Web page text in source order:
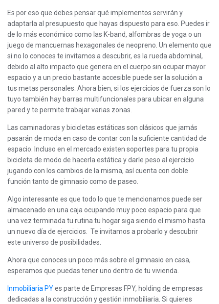
Es por eso que debes pensar qué implementos servirán y
adaptarla al presupuesto que hayas dispuesto para eso. Puedes ir
de lo más económico como las K-band, alfombras de yoga o un
juego de mancuernas hexagonales de neopreno. Un elemento que
si no lo conoces te invitamos a descubrir, es la rueda abdominal,
debido al alto impacto que genera en el cuerpo sin ocupar mayor
espacio y a un precio bastante accesible puede ser la solución a
tus metas personales. Ahora bien, si los ejercicios de fuerza son lo
tuyo también hay barras multifuncionales para ubicar en alguna
pared y te permite trabajar varias zonas.
Las caminadoras y bicicletas estáticas son clásicos que jamás
pasarán de moda en caso de contar con la suficiente cantidad de
espacio. Incluso en el mercado existen soportes para tu propia
bicicleta de modo de hacerla estática y darle peso al ejercicio
jugando con los cambios de la misma, así cuenta con doble
función tanto de gimnasio como de paseo.
Algo interesante es que todo lo que te mencionamos puede ser
almacenado en una caja ocupando muy poco espacio para que
una vez terminada tu rutina tu hogar siga siendo el mismo hasta
un nuevo día de ejercicios. Te invitamos a probarlo y descubrir
este universo de posibilidades.
Ahora que conoces un poco más sobre el gimnasio en casa,
esperamos que puedas tener uno dentro de tu vivienda.
Inmobiliaria PYes parte de Empresas FPY, holding de empresas
dedicadas a la construcción y gestión inmobiliaria. Si quieres